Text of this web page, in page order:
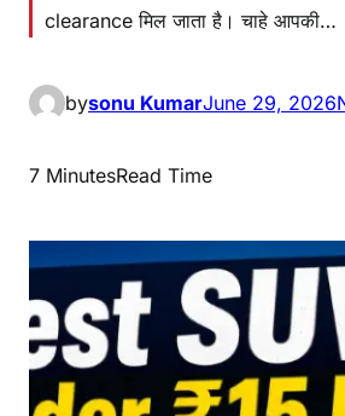
clearance मिल जाता है। चाहे आपकी…
bysonu KumarJune 29, 2026
7 MinutesRead Time